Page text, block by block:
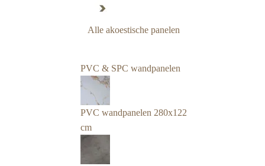
Alle akoestische panelen
PVC & SPC wandpanelen
PVC wandpanelen 280x122
cm